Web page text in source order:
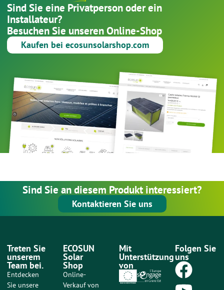
Sind Sie eine Privatperson oder ein
Installateur?
Besuchen Sie unseren Online-Shop
Kaufen bei ecosunsolarshop.com
Sind Sie an diesem Produkt interessiert?
Kontaktieren Sie uns
Treten Sie
unserem
Team bei.
Entdecken
Sie unsere
ECOSUN
Solar
Shop
Online-
Verkauf von
Mit
Unterstützung
von
Folgen Sie
uns